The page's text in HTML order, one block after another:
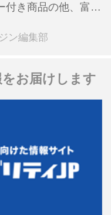
付き商品の他、富士
展開
ン編集部
お届けします